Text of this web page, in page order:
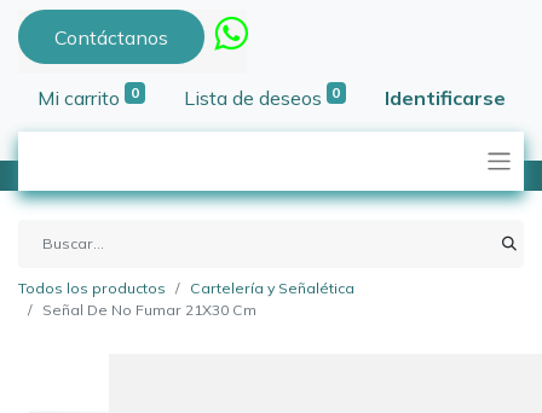
Contáctanos
Mi carrito 0 Lista de deseos 0 Identificarse
Todos los productos
Cartelería y Señalética
Señal De No Fumar 21X30 Cm